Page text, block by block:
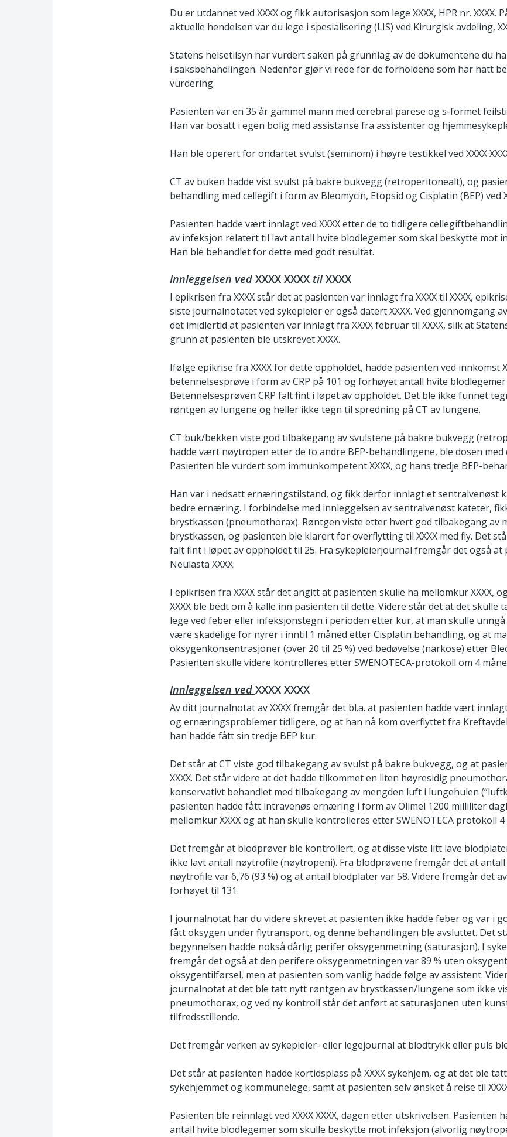
Du er utdannet ved XXXX og fikk autorisasjon som lege XXXX, HPR nr. XXXX.
aktuelle hendelsen var du lege i spesialisering (LIS) ved Kirurgisk avdeling,
Statens helsetilsyn har vurdert saken på grunnlag av de dokumentene du
i saksbehandlingen. Nedenfor gjør vi rede for de forholdene som har hatt
vurdering.
Pasienten var en 35 år gammel mann med cerebral parese og s-formet
Han var bosatt i egen bolig med assistanse fra assistenter og
Han ble operert for ondartet svulst (seminom) i høyre testikkel ved XXXX
CT av buken hadde vist svulst på bakre bukvegg (retroperitonealt), og
behandling med cellegift i form av Bleomycin, Etopsid og Cisplatin (BEP) ved
Pasienten hadde vært innlagt ved XXXX etter de to tidligere
av infeksjon relatert til lavt antall hvite blodlegemer som skal beskytte mot
Han ble behandlet for dette med godt resultat.
Innleggelsen ved XXXX XXXX tilXXXX
I epikrisen fra XXXX står det at pasienten var innlagt fra XXXX til XXXX,
siste journalnotatet ved sykepleier er også datert XXXX. Ved gjennomgang
det imidlertid at pasienten var innlagt fra XXXX februar til XXXX, slik at
grunn at pasienten ble utskrevet XXXX.
Ifølge epikrise fra XXXX for dette oppholdet, hadde pasienten ved innkomst
betennelsesprøve i form av CRP på 101 og forhøyet antall hvite blodlegemer
Betennelsesprøven CRP falt fint i løpet av oppholdet. Det ble ikke funnet
røntgen av lungene og heller ikke tegn til spredning på CT av lungene.
CT buk/bekken viste god tilbakegang av svulstene på bakre bukvegg
hadde vært nøytropen etter de to andre BEP-behandlingene, ble dosen
Pasienten ble vurdert som immunkompetent XXXX, og hans tredje BEP-
Han var i nedsatt ernæringstilstand, og fikk derfor innlagt et sentralvenøst
bedre ernæring. I forbindelse med innleggelsen av sentralvenøst kateter,
brystkassen (pneumothorax). Røntgen viste etter hvert god tilbakegang av
brystkassen, og pasienten ble klarert for overflytting til XXXX med fly. Det
falt fint i løpet av oppholdet til 25. Fra sykepleierjournal fremgår det også at
Neulasta XXXX.
I epikrisen fra XXXX står det angitt at pasienten skulle ha mellomkur XXXX,
XXXX ble bedt om å kalle inn pasienten til dette. Videre står det at det skulle
lege ved feber eller infeksjonstegn i perioden etter kur, at man skulle
være skadelige for nyrer i inntil 1 måned etter Cisplatin behandling, og at
oksygenkonsentrasjoner (over 20 til 25 %) ved bedøvelse (narkose) etter
Pasienten skulle videre kontrolleres etter SWENOTECA-protokoll om 4
Innleggelsen ved XXXX XXXX
Av ditt journalnotat av XXXX fremgår det bl.a. at pasienten hadde vært
og ernæringsproblemer tidligere, og at han nå kom overflyttet fra
han hadde fått sin tredje BEP kur.
Det står at CT viste god tilbakegang av svulst på bakre bukvegg, og at
XXXX. Det står videre at det hadde tilkommet en liten høyresidig
konservativt behandlet med tilbakegang av mengden luft i lungehulen
pasienten hadde fått intravenøs ernæring i form av Olimel 1200 milliliter
mellomkur XXXX og at han skulle kontrolleres etter SWENOTECA protokoll
Det fremgår at blodprøver ble kontrollert, og at disse viste litt lave
ikke lavt antall nøytrofile (nøytropeni). Fra blodprøvene fremgår det at
nøytrofile var 6,76 (93 %) og at antall blodplater var 58. Videre fremgår det
forhøyet til 131.
I journalnotat har du videre skrevet at pasienten ikke hadde feber og var i
fått oksygen under flytransport, og denne behandlingen ble avsluttet. Det
begynnelsen hadde nokså dårlig perifer oksygenmetning (saturasjon). I
fremgår det også at den perifere oksygenmetningen var 89 % uten
oksygentilførsel, men at pasienten som vanlig hadde følge av assistent.
journalnotat at det ble tatt nytt røntgen av brystkassen/lungene som ikke
pneumothorax, og ved ny kontroll står det anført at saturasjonen uten
tilfredsstillende.
Det fremgår verken av sykepleier- eller legejournal at blodtrykk eller puls
Det står at pasienten hadde kortidsplass på XXXX sykehjem, og at det ble
sykehjemmet og kommunelege, samt at pasienten selv ønsket å reise til
Pasienten ble reinnlagt ved XXXX XXXX, dagen etter utskrivelsen. Pasienten
antall hvite blodlegemer som skulle beskytte mot infeksjon (alvorlig